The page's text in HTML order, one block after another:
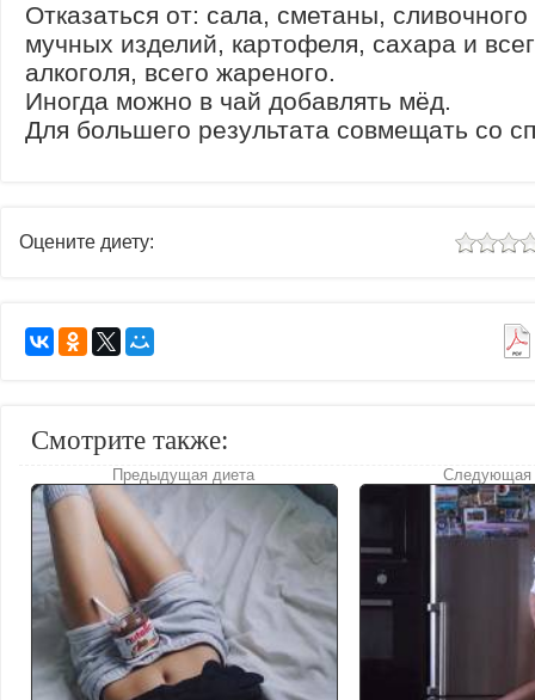
Отказаться от: сала, сметаны,
мучных изделий, картофеля, сахара и
алкоголя, всего жареного.
Иногда можно в чай добавлять мёд.
Для большего результата совмещать со
Оцените диету:
Смотрите также:
Предыдущая диета Следующая